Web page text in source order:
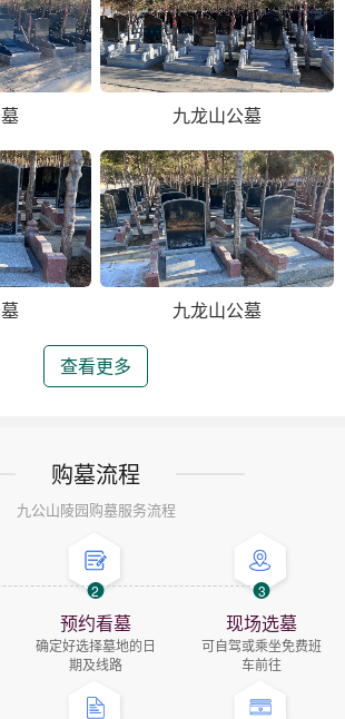
九龙山公墓
九龙山公墓
查看更多
购墓流程
九公山陵园购墓服务流程
2
预约看墓
确定好选择墓地的日
期及线路
3
现场选墓
可自驾或乘坐免费班
车前往